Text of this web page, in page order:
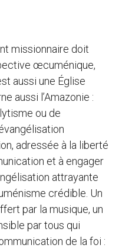
missionnaire doit
œcuménique,
aussi une Église
aussi l’Amazonie :
ou de
adressée à la liberté
et à engager
attrayante
crédible. Un
par la musique, un
par tous qui
de la foi :